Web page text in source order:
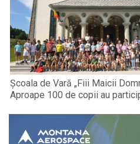
Școala de Vară „Fiii Maicii
Aproape 100 de copii au